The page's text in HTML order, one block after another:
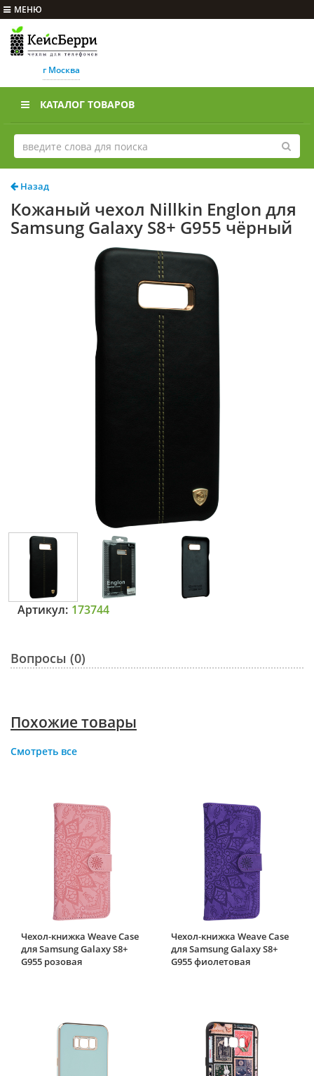
МЕНЮ
г Москва
КАТАЛОГ ТОВАРОВ
Назад
Кожаный чехол Nillkin Englon для
Samsung Galaxy S8+ G955 чёрный
Артикул: 173744
Вопросы (0)
Похожие товары
Смотреть все
Чехол-книжка Weave Case
для Samsung Galaxy S8+
G955 розовая
Чехол-книжка Weave Case
для Samsung Galaxy S8+
G955 фиолетовая